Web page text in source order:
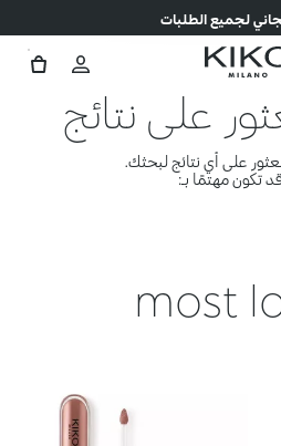
لجميع الطلبات
على نتائج
على أي نتائج لبحثك.
تكون مهتمًا بـ:
most